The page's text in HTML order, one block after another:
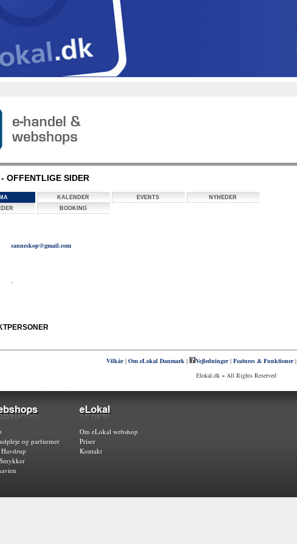
OFFENTLIGE SIDER
KALENDER EVENTS
NYHEDER
BOOKING
sanneskop@gmail.com
-
Vilkår| Om eLokal Danmark | Vejledninger| Features & Funktioner|
Elokal.dk ~ All Rights Reserved
og parfurmer
Om eLokal webshop
Priser
Kontakt